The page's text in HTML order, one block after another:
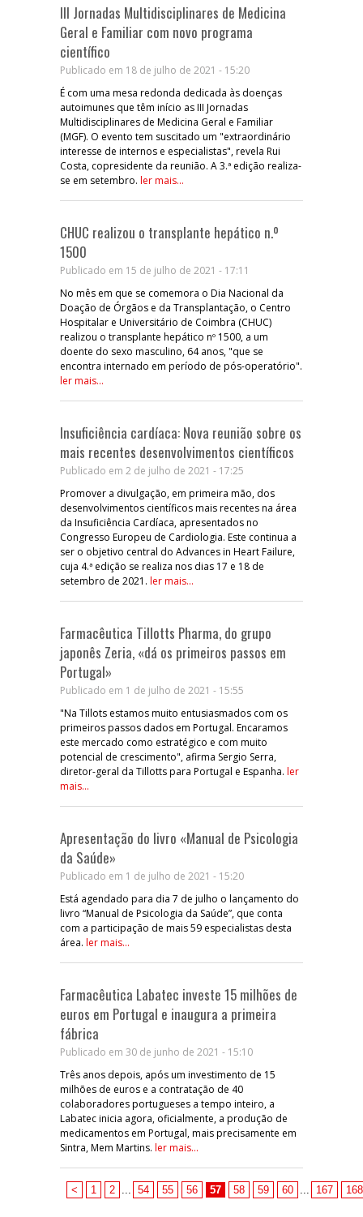
III Jornadas Multidisciplinares de Medicina
Geral e Familiar com novo programa
científico
Publicado em 18 de julho de 2021 - 15:20
É com uma mesa redonda dedicada às doenças
autoimunes que têm início as III Jornadas
Multidisciplinares de Medicina Geral e Familiar
(MGF). O evento tem suscitado um "extraordinário
interesse de internos e especialistas", revela Rui
Costa, copresidente da reunião. A 3.ª edição realiza-
se em setembro. ler mais...
CHUC realizou o transplante hepático n.º
1500
Publicado em 15 de julho de 2021 - 17:11
No mês em que se comemora o Dia Nacional da
Doação de Órgãos e da Transplantação, o Centro
Hospitalar e Universitário de Coimbra (CHUC)
realizou o transplante hepático nº 1500, a um
doente do sexo masculino, 64 anos, "que se
encontra internado em período de pós-operatório".
ler mais...
Insuficiência cardíaca: Nova reunião sobre os
mais recentes desenvolvimentos científicos
Publicado em 2 de julho de 2021 - 17:25
Promover a divulgação, em primeira mão, dos
desenvolvimentos científicos mais recentes na área
da Insuficiência Cardíaca, apresentados no
Congresso Europeu de Cardiologia. Este continua a
ser o objetivo central do Advances in Heart Failure,
cuja 4.ª edição se realiza nos dias 17 e 18 de
setembro de 2021. ler mais...
Farmacêutica Tillotts Pharma, do grupo
japonês Zeria, «dá os primeiros passos em
Portugal»
Publicado em 1 de julho de 2021 - 15:55
"Na Tillots estamos muito entusiasmados com os
primeiros passos dados em Portugal. Encaramos
este mercado como estratégico e com muito
potencial de crescimento", afirma Sergio Serra,
diretor-geral da Tillotts para Portugal e Espanha. ler
mais...
Apresentação do livro «Manual de Psicologia
da Saúde»
Publicado em 1 de julho de 2021 - 15:20
Está agendado para dia 7 de julho o lançamento do
livro “Manual de Psicologia da Saúde”, que conta
com a participação de mais 59 especialistas desta
área. ler mais...
Farmacêutica Labatec investe 15 milhões de
euros em Portugal e inaugura a primeira
fábrica
Publicado em 30 de junho de 2021 - 15:10
Três anos depois, após um investimento de 15
milhões de euros e a contratação de 40
colaboradores portugueses a tempo inteiro, a
Labatec inicia agora, oficialmente, a produção de
medicamentos em Portugal, mais precisamente em
Sintra, Mem Martins. ler mais...
< 1 2 54 55 56 57 58 59 60 167 168